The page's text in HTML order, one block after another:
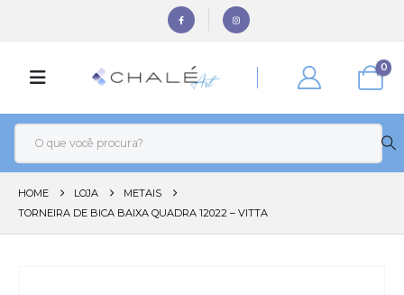
0
HOME LOJA
METAIS
TORNEIRA DE BICA BAIXA QUADRA 12022 – VITTA